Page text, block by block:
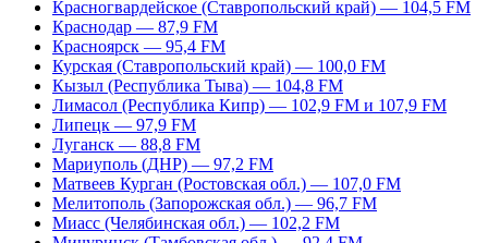
Красногвардейское (Ставропольский край) — 104,5 FM
Краснодар — 87,9 FM
Красноярск — 95,4 FM
Курская (Ставропольский край) — 100,0 FM
Кызыл (Республика Тыва) — 104,8 FM
Лимасол (Республика Кипр) — 102,9 FM и 107,9 FM
Липецк — 97,9 FM
Луганск — 88,8 FM
Мариуполь (ДНР) — 97,2 FM
Матвеев Курган (Ростовская обл.) — 107,0 FM
Мелитополь (Запорожская обл.) — 96,7 FM
Миасс (Челябинская обл.) — 102,2 FM